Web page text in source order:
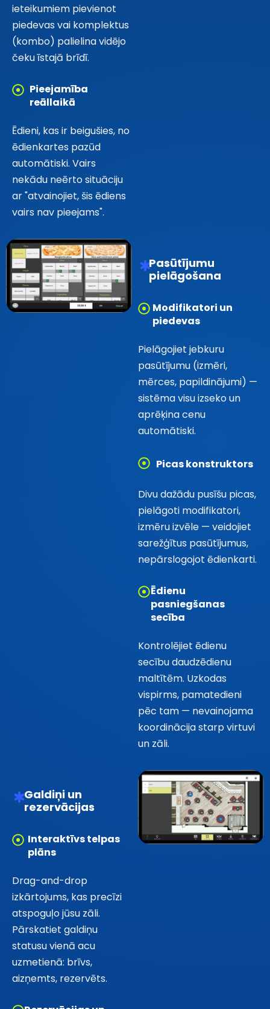
ieteikumiem pievienot
piedevas vai komplektus
(kombo) palielina vidējo
čeku īstajā brīdī.
Pieejamība
reāllaikā
Ēdieni, kas ir beigušies, no
ēdienkartes pazūd
automātiski. Vairs
nekādu neērto situāciju
ar "atvainojiet, šis ēdiens
vairs nav pieejams".
Pasūtījumu
pielāgošana
Modifikatori un
piedevas
Pielāgojiet jebkuru
pasūtījumu (izmēri,
mērces, papildinājumi) —
sistēma visu izseko un
aprēķina cenu
automātiski.
Picas konstruktors
Divu dažādu pusīšu picas,
pielāgoti modifikatori,
izmēru izvēle — veidojiet
sarežģītus pasūtījumus,
nepārslogojot ēdienkarti.
Ēdienu
pasniegšanas
secība
Kontrolējiet ēdienu
secību daudzēdienu
maltītēm. Uzkodas
vispirms, pamatedieni
pēc tam — nevainojama
koordinācija starp virtuvi
un zāli.
Galdiņi un
rezervācijas
Interaktīvs telpas
plāns
Drag-and-drop
izkārtojums, kas precīzi
atspoguļo jūsu zāli.
Pārskatiet galdiņu
statusu vienā acu
uzmetienā: brīvs,
aizņemts, rezervēts.